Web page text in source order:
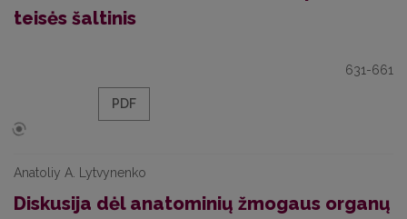
teisės šaltinis
631-661
PDF
Anatoliy A. Lytvynenko
Diskusija dėl anatominių žmogaus organų